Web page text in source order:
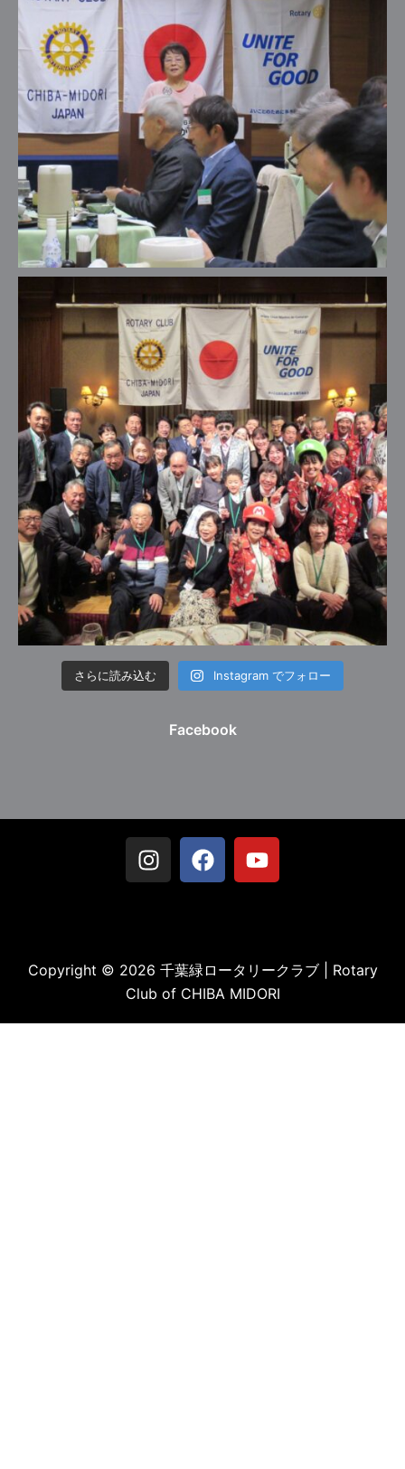
さらに読み込む Instagram でフォロー
Facebook
Copyright © 2026 千葉緑ロータリークラブ | Rotary
Club of CHIBA MIDORI